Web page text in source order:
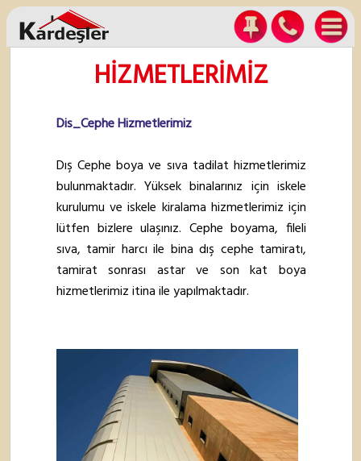
HİZMETLERİMİZ
Dis_Cephe Hizmetlerimiz
Dış Cephe boya ve sıva tadilat hizmetlerimiz
bulunmaktadır. Yüksek binalarınız için iskele
kurulumu ve iskele kiralama hizmetlerimiz için
lütfen bizlere ulaşınız. Cephe boyama, fileli
sıva, tamir harcı ile bina dış cephe tamiratı,
tamirat sonrası astar ve son kat boya
hizmetlerimiz itina ile yapılmaktadır.